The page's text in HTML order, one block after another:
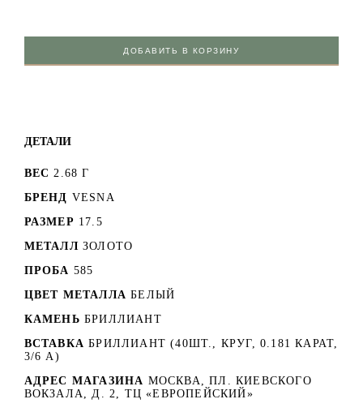
ДОБАВИТЬ В КОРЗИНУ
ДЕТАЛИ
ВЕС 2.68 Г
БРЕНД VESNA
РАЗМЕР 17.5
МЕТАЛЛ ЗОЛОТО
ПРОБА 585
ЦВЕТ МЕТАЛЛА БЕЛЫЙ
КАМЕНЬ БРИЛЛИАНТ
ВСТАВКА БРИЛЛИАНТ (40ШТ., КРУГ, 0.181 КАРАТ,
3/6 А)
АДРЕС МАГАЗИНА МОСКВА, ПЛ. КИЕВСКОГО
ВОКЗАЛА, Д. 2, ТЦ «ЕВРОПЕЙСКИЙ»